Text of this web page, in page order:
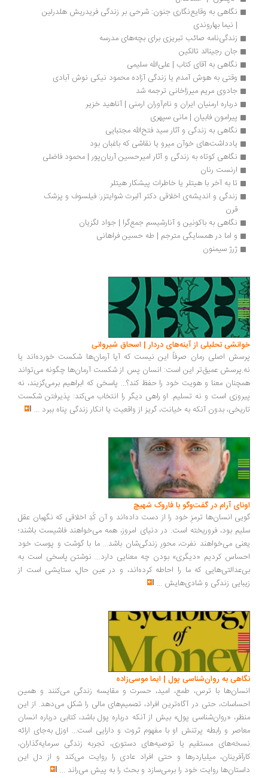
نگاهی به وقایع‌نگاری جنون: شرحی بر زندگی فریدریش هلدرلین
| نیما بهاروندی
زندگی‌نامه صائب تبریزی برای بچه‌های ‌مدرسه
جان رجینالد تالکین
نگاهی به آقای کتاب | علی‌الله سلیمی
وقتی به هوش آمدم یا زندگی آزاده محمود نیکی نوش آبادی
جادوی مریم میرزاخانی ترجمه شد
درباره ارمنیان ایران و نام‌آوران ارمنی | آناهید خزیر
پیرامون فابیان | مانی سپهری
نگاهی به زندگی و آثار سید فتح‌الله مجتبایی
یادداشت‌های خوآن میرو یا نقاشی که باغبان بود
نگاهی کوتاه به زندگی و آثار امیرحسین آریان‌پور | محمود فاضلی
ارنست رنان
تا به آخر با هیتلر یا خاطرات پیشکار هیتلر
نگاهی به باکونین و آنارشیسم جمع‌گرا | جواد لگزیان
و اما در همسایگی مترجم | طه حسین فراهانی
ژرژ سیمنون
تحلیلی از آینه‌های دردار | اسحاق شیروانی
اصلی رمان صرفاً این نیست که آیا آرمان‌ها شکست خورده‌اند یا
عمیق‌تر این است: انسان پس از شکست آرمان‌ها چگونه می‌تواند
معنا و هویت خود را حفظ کند؟... پاسخی که ابراهیم برمی‌گزیند، نه
است و نه تسلیم. او راهی دیگر را انتخاب می‌کند: پذیرفتن شکست
بدون آنکه به خیانت، گریز از واقعیت یا انکار زندگی پناه ببرد...
آرام در گفت‌وگو با فاروک شهیچ‭
انسان‌ها ترمزِ خود را از دست داده‌اند و آن کُدِ اخلاقی که نگهبان عقل
بود، فروریخته است. در دنیای امروز، همه می‌خواهند فاشیست باشند؛
می‌خواهند نفرت، محورِ زندگی‌شان باشد... ما با گوشت و پوست خود
کردیم «دیگری» بودن چه معنایی دارد... نوشتن پاسخی است به
که ما را احاطه کرده‌اند، و در عین حال، ستایشی است از
زندگی و شادی‌هایش...
به روان‌شناسی پول | ایما موسی‌زاده
با ترس، طمع، امید، حسرت و مقایسه زندگی می‌کنند و همین
حتی در آگاه‌ترین افراد، تصمیم‌های مالی را شکل می‌دهد. از این
«روان‌شناسی پول» بیش از آنکه درباره پول باشد، کتابی درباره انسان
و رابطه پرتنش او با مفهوم ثروت و دارایی است... اوزل به‌جای ارائه
مستقیم یا توصیه‌های دستوری، تجربه زندگی سرمایه‌گذاران،
میلیاردرها و حتی افراد عادی را روایت می‌کند و از دل این
روایت خود را برمی‌سازد و بحث را به پیش می‌راند...